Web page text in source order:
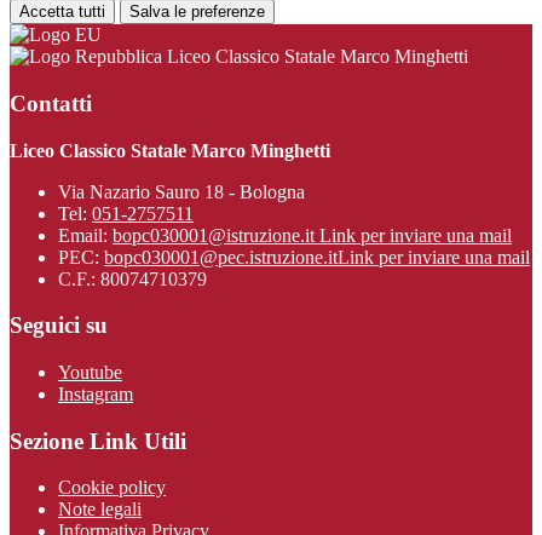
Accetta tutti Salva le preferenze
Liceo Classico Statale Marco Minghetti
Contatti
Liceo Classico Statale Marco Minghetti
Via Nazario Sauro 18 - Bologna
Tel: 051-2757511
Email: bopc030001@istruzione.it Link per inviare una mail
PEC: bopc030001@pec.istruzione.itLink per inviare una mail
C.F.: 80074710379
Seguici su
Youtube
Instagram
Sezione Link Utili
Cookie policy
Note legali